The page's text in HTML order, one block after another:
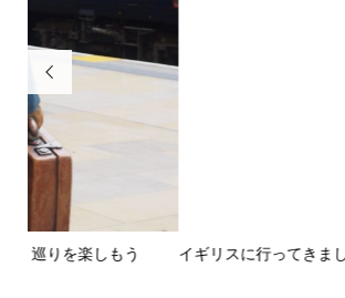

イギリスに行ってきました！～現地最新レ